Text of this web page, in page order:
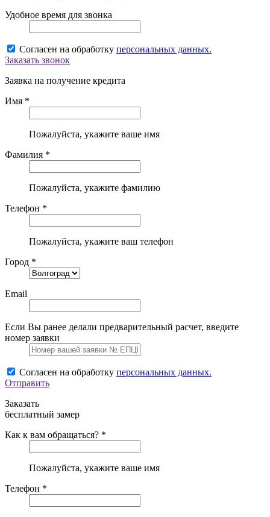
Удобное время для звонка
Согласен на обработку персональных данных.
Заказать звонок
Заявка на получение кредита
Имя *
Пожалуйста, укажите ваше имя
Фамилия *
Пожалуйста, укажите фамилию
Телефон *
Пожалуйста, укажите ваш телефон
Город *
Email
Если Вы ранее делали предварительный расчет, введите
номер заявки
Согласен на обработку персональных данных.
Отправить
Заказать
бесплатный замер
Как к вам обращаться? *
Пожалуйста, укажите ваше имя
Телефон *